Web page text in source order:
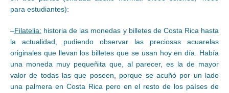
para estudiantes):
–Filatelia: historia de las monedas y billetes de Costa Rica hasta
la actualidad, pudiendo observar las preciosas acuarelas
originales que llevan los billetes que se usan hoy en día. Había
una moneda muy pequeñita que, al parecer, es la de mayor
valor de todas las que poseen, porque se acuñó por un lado
una palmera en Costa Rica pero en el resto de los países de